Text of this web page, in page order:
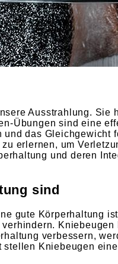
Ausstrahlung. Sie
Übungen sind eine
das Gleichgewicht
erlernen, um
und deren
sind
gute Körperhaltung
verbessern,
Kniebeugen